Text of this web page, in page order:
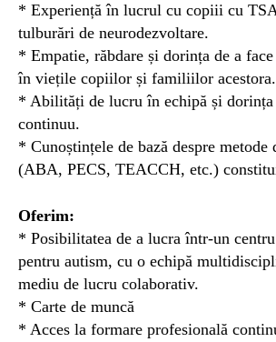
* Experiență în lucrul cu copiii cu
tulburări de neurodezvoltare.
* Empatie, răbdare și dorința de a
în viețile copiilor și familiilor acestora.
* Abilități de lucru în echipă și dorința
continuu.
* Cunoștințele de bază despre metode
(ABA, PECS, TEACCH, etc.)
Oferim:
* Posibilitatea de a lucra într-un
pentru autism, cu o echipă
mediu de lucru colaborativ.
* Carte de muncă
* Acces la formare profesională